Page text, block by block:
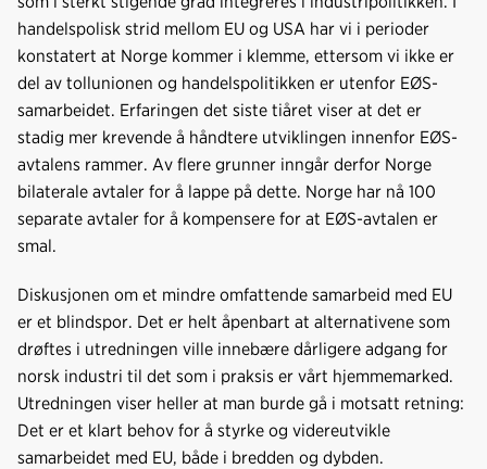
handelspolisk strid mellom EU og USA har vi i perioder
konstatert at Norge kommer i klemme, ettersom vi ikke er
del av tollunionen og handelspolitikken er utenfor EØS-
samarbeidet. Erfaringen det siste tiåret viser at det er
stadig mer krevende å håndtere utviklingen innenfor EØS-
avtalens rammer. Av flere grunner inngår derfor Norge
bilaterale avtaler for å lappe på dette. Norge har nå 100
separate avtaler for å kompensere for at EØS-avtalen er
smal.
Diskusjonen om et mindre omfattende samarbeid med EU
er et blindspor. Det er helt åpenbart at alternativene som
drøftes i utredningen ville innebære dårligere adgang for
norsk industri til det som i praksis er vårt hjemmemarked.
Utredningen viser heller at man burde gå i motsatt retning:
Det er et klart behov for å styrke og videreutvikle
samarbeidet med EU, både i bredden og dybden.